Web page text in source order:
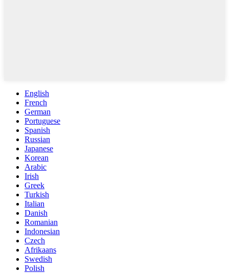
English
French
German
Portuguese
Spanish
Russian
Japanese
Korean
Arabic
Irish
Greek
Turkish
Italian
Danish
Romanian
Indonesian
Czech
Afrikaans
Swedish
Polish